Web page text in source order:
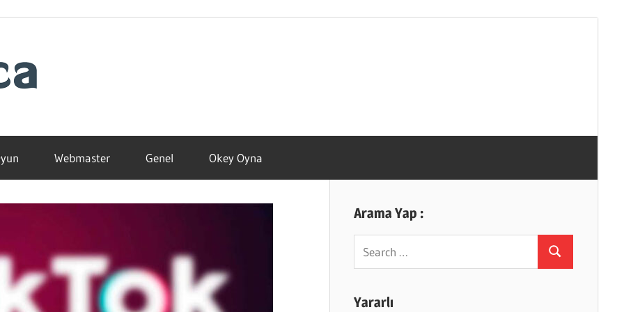
Webmaster Genel Okey Oyna
Arama Yap :
Search
Yararlı